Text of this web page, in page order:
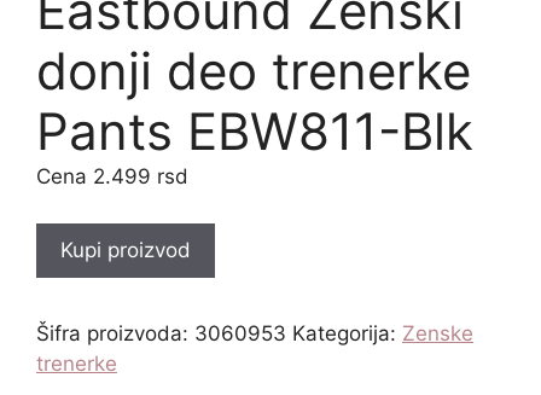
donji deo trenerke
Pants EBW811-Blk
2.499 rsd
Kupi proizvod
Šifra proizvoda: 3060953 Kategorija: Zenske
trenerke